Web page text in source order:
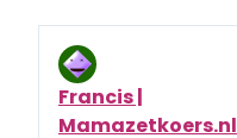
Francis |
Mamazetkoers.nl